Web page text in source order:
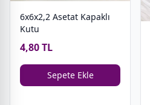
6x6x2,2 Asetat Kapaklı
Kutu
4,80 TL
Sepete Ekle